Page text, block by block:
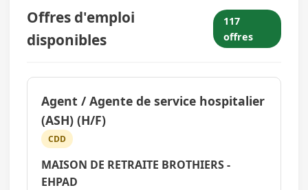
Offres d'emploi
disponibles
117
offres
Agent / Agente de service hospitalier
(ASH) (H/F)
CDD
MAISON DE RETRAITE BROTHIERS -
EHPAD